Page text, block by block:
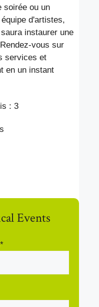
soirée ou un
d'artistes,
instaurer une
vous sur
services et
en un instant
: 3
Events